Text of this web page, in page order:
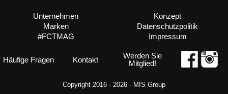
Unternehmen
Marken
#FCTMAG
Konzept
Datenschutzpolitik
Impressum
Häufige Fragen Kontakt
Werden Sie
Mitglied!
Copyright 2016 - 2026 - MIS Group